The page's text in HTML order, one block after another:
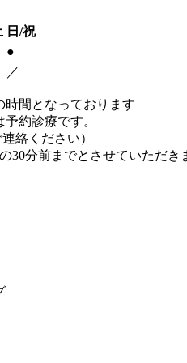
日/祝
●
／
時間となっております
約診療です。
絡ください）
30分前までとさせていただき